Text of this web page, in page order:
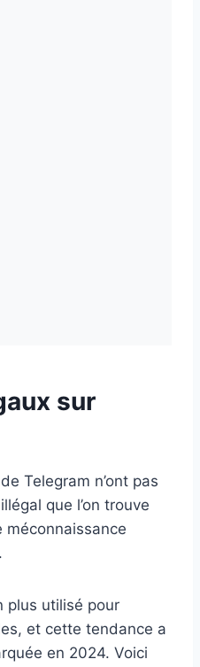
sur
Telegram n’ont pas
que l’on trouve
méconnaissance
plus utilisé pour
et cette tendance a
en 2024. Voici